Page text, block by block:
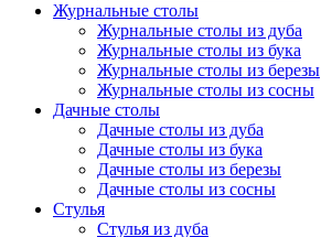
Журнальные столы
Журнальные столы из дуба
Журнальные столы из бука
Журнальные столы из березы
Журнальные столы из сосны
Дачные столы
Дачные столы из дуба
Дачные столы из бука
Дачные столы из березы
Дачные столы из сосны
Стулья
Стулья из дуба